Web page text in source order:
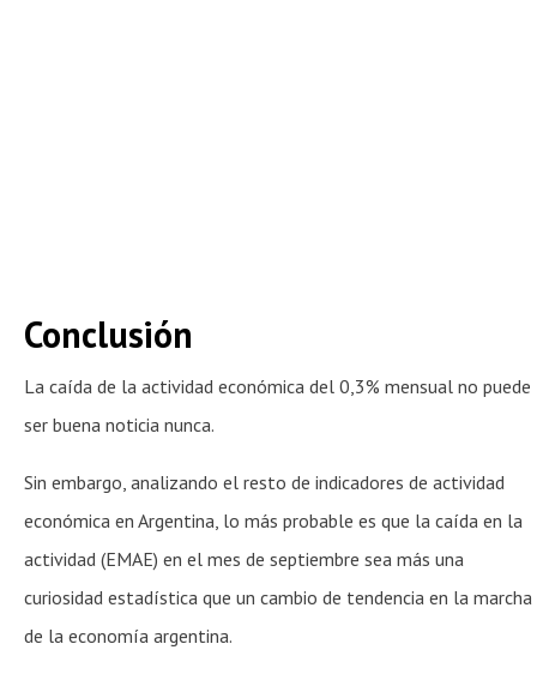
Conclusión
La caída de la actividad económica del 0,3% mensual no puede
ser buena noticia nunca.
Sin embargo, analizando el resto de indicadores de actividad
económica en Argentina, lo más probable es que la caída en la
actividad (EMAE) en el mes de septiembre sea más una
curiosidad estadística que un cambio de tendencia en la marcha
de la economía argentina.